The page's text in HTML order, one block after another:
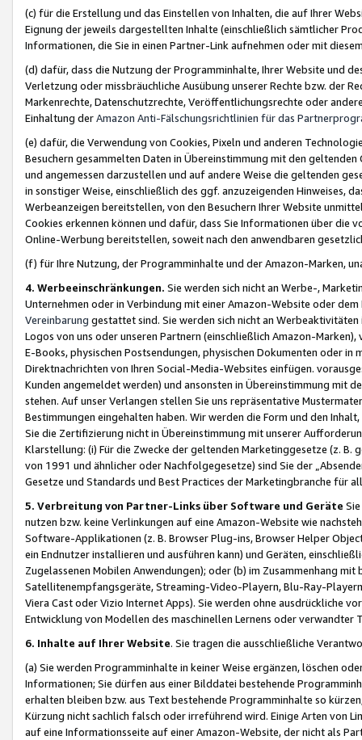
(c) für die Erstellung und das Einstellen von Inhalten, die auf Ihrer
Eignung der jeweils dargestellten Inhalte (einschließlich sämtlicher
Informationen, die Sie in einen Partner-Link aufnehmen oder mit
(d) dafür, dass die Nutzung der Programminhalte, Ihrer Website und
Verletzung oder missbräuchliche Ausübung unserer Rechte bzw. der
Markenrechte, Datenschutzrechte, Veröffentlichungsrechte oder
Einhaltung derAmazon Anti-Fälschungsrichtlinien für das
(e) dafür, die Verwendung von Cookies, Pixeln und anderen
Besuchern gesammelten Daten in Übereinstimmung mit den
und angemessen darzustellen und auf andere Weise die geltenden
in sonstiger Weise, einschließlich des ggf. anzuzeigenden Hinweises,
Werbeanzeigen bereitstellen, von den Besuchern Ihrer Website
Cookies erkennen können und dafür, dass Sie Informationen über die
Online-Werbung bereitstellen, soweit nach den anwendbaren
(f) für Ihre Nutzung, der Programminhalte und der Amazon-Marken,
4. Werbeeinschränkungen. Sie werden sich nicht an Werbe-,
Unternehmen oder in Verbindung mit einer Amazon-Website oder
Vereinbarung gestattet sind. Sie werden sich nicht an
Logos von uns oder unseren Partnern (einschließlich Amazon-
E-Books, physischen Postsendungen, physischen Dokumenten oder in
Direktnachrichten von Ihren Social-Media-Websites einfügen.
Kunden angemeldet werden) und ansonsten in Übereinstimmung mit
stehen. Auf unser Verlangen stellen Sie uns repräsentative
Bestimmungen eingehalten haben. Wir werden die Form und den
Sie die Zertifizierung nicht in Übereinstimmung mit unserer
Klarstellung: (i) Für die Zwecke der geltenden Marketinggesetze (z. B.
von 1991 und ähnlicher oder Nachfolgegesetze) sind Sie der
Gesetze und Standards und Best Practices der Marketingbranche für
5. Verbreitung von Partner-Links über Software und Geräte
nutzen bzw. keine Verlinkungen auf eine Amazon-Website wie
Software-Applikationen (z. B. Browser Plug-ins, Browser Helper
ein Endnutzer installieren und ausführen kann) und Geräten,
Zugelassenen Mobilen Anwendungen); oder (b) im Zusammenhang
Satellitenempfangsgeräte, Streaming-Video-Playern, Blu-Ray-
Viera Cast oder Vizio Internet Apps). Sie werden ohne ausdrückliche
Entwicklung von Modellen des maschinellen Lernens oder
6. Inhalte auf Ihrer Website. Sie tragen die ausschließliche
(a) Sie werden Programminhalte in keiner Weise ergänzen, löschen
Informationen; Sie dürfen aus einer Bilddatei bestehende
erhalten bleiben bzw. aus Text bestehende Programminhalte so
Kürzung nicht sachlich falsch oder irreführend wird. Einige Arten von
auf eine Informationsseite auf einer Amazon-Website, der nicht als